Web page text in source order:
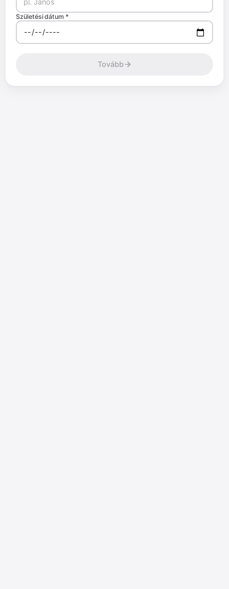
Születési dátum *
Tovább